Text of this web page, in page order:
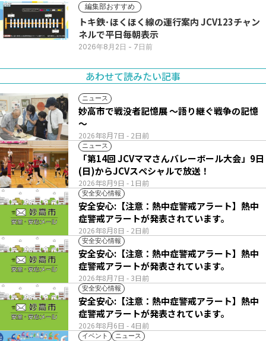
編集部おすすめ
トキ鉄･ほくほく線の運行案内 JCV123チャン
ネルで平日毎朝表示
2026年8月2日 - 7日前
あわせて読みたい記事
ニュース
2026年8月7日 - 2日前
妙高市で戦没者記憶展 ～語り継ぐ戦争の記憶
～
ニュース
2026年8月9日 - 1日前
「第14回 JCVママさんバレーボール大会」9日
(日)からJCVスペシャルで放送！
安全安心情報
2026年8月8日 - 2日前
安全安心:【注意：熱中症警戒アラート】熱中
症警戒アラートが発表されています。
安全安心情報
2026年8月7日 - 3日前
安全安心:【注意：熱中症警戒アラート】熱中
症警戒アラートが発表されています。
安全安心情報
2026年8月6日 - 4日前
安全安心:【注意：熱中症警戒アラート】熱中
症警戒アラートが発表されています。
イベント ニュース